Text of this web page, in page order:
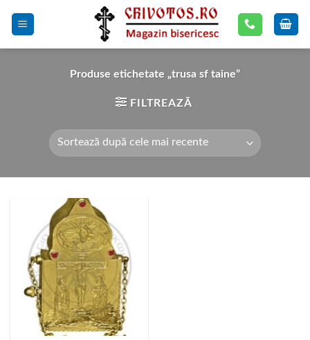
Produse etichetate „trusa sf taine”
FILTREAZĂ